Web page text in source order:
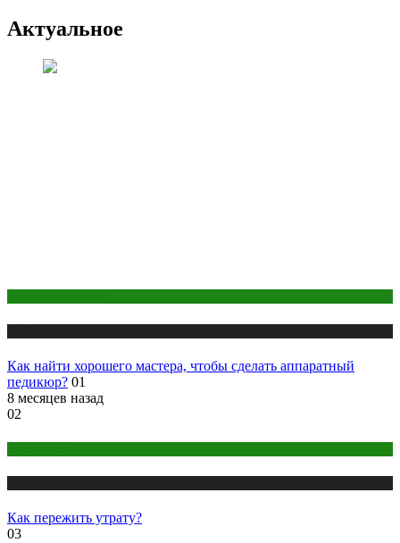
Актуальное
Как найти хорошего мастера, чтобы сделать аппаратный
педикюр? 01
8 месяцев назад
02
Как пережить утрату?
03